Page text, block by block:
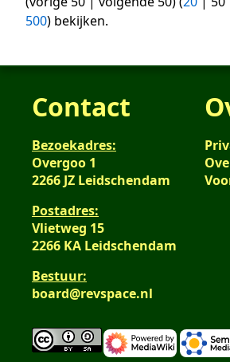
500) bekijken.
Contact
Bezoekadres:
Overgoo 1
2266 JZ Leidschendam
Postadres:
Vlietweg 15
2266 KA Leidschendam
Bestuur:
board@revspace.nl